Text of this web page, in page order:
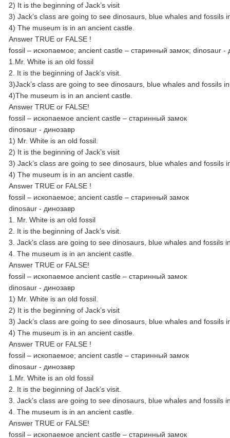
2) It is the beginning of Jack’s visit
3) Jack’s class are going to see dinosaurs, blue whales and fossils
4) The museum is in an ancient castle.
Answer TRUE or FALSE !
fossil – ископаемое; ancient castle – cтаринный замок; dinosaur -
1.Mr. White is an old fossil
2. It is the beginning of Jack’s visit.
3)Jack’s class are going to see dinosaurs, blue whales and fossils
4)The museum is in an ancient castle.
Answer TRUE or FALSE!
fossil – ископаемое ancient castle – старинный замок
dinosaur - динозавр
1) Mr. White is an old fossil.
2) It is the beginning of Jack’s visit
3) Jack’s class are going to see dinosaurs, blue whales and fossils
4) The museum is in an ancient castle.
Answer TRUE or FALSE !
fossil – ископаемое; ancient castle – cтаринный замок
dinosaur - динозавр
1. Mr. White is an old fossil
2. It is the beginning of Jack’s visit.
3. Jack’s class are going to see dinosaurs, blue whales and fossils
4. The museum is in an ancient castle.
Answer TRUE or FALSE!
fossil – ископаемое ancient castle – старинный замок
dinosaur - динозавр
1) Mr. White is an old fossil.
2) It is the beginning of Jack’s visit
3) Jack’s class are going to see dinosaurs, blue whales and fossils
4) The museum is in an ancient castle.
Answer TRUE or FALSE !
fossil – ископаемое; ancient castle – cтаринный замок
dinosaur - динозавр
1.Mr. White is an old fossil
2. It is the beginning of Jack’s visit.
3. Jack’s class are going to see dinosaurs, blue whales and fossils
4. The museum is in an ancient castle.
Answer TRUE or FALSE!
fossil – ископаемое ancient castle – старинный замок